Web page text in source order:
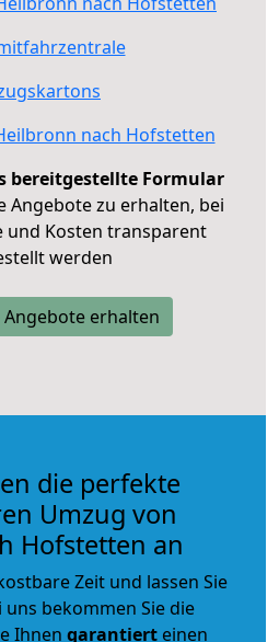
nach Hofstetten
bereitgestellte Formular
Angebote zu erhalten, bei
und Kosten transparent
werden
Angebote erhalten
die perfekte
Umzug von
Hofstetten an
Zeit und lassen Sie
bekommen Sie die
Ihnen garantiert einen